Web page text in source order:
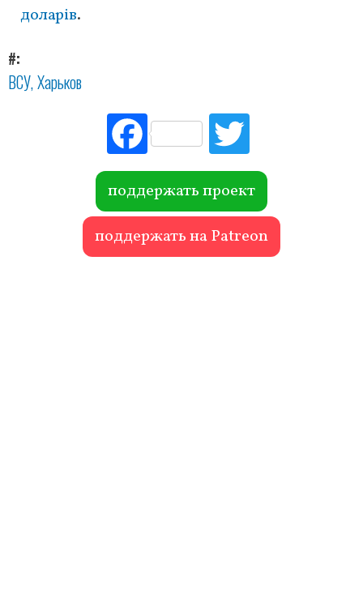
доларів.
#
ВСУ Харьков
Fac
ebo
ok r
поддержать проект
поддержать на Patreon